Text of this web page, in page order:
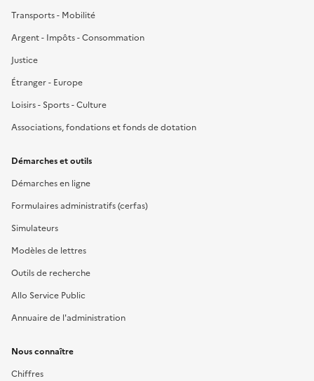
Transports - Mobilité
Argent - Impôts - Consommation
Justice
Étranger - Europe
Loisirs - Sports - Culture
Associations, fondations et fonds de dotation
Démarches et outils
Démarches en ligne
Formulaires administratifs (cerfas)
Simulateurs
Modèles de lettres
Outils de recherche
Allo Service Public
Annuaire de l'administration
Nous connaître
Chiffres